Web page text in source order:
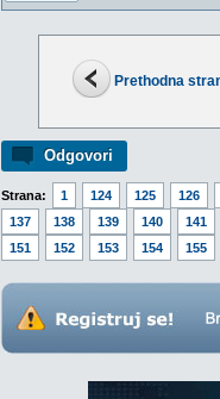
Prethodna
Odgovori
Strana: 1 124 125 126
137
138 139 140 141
151
152 153 154 155